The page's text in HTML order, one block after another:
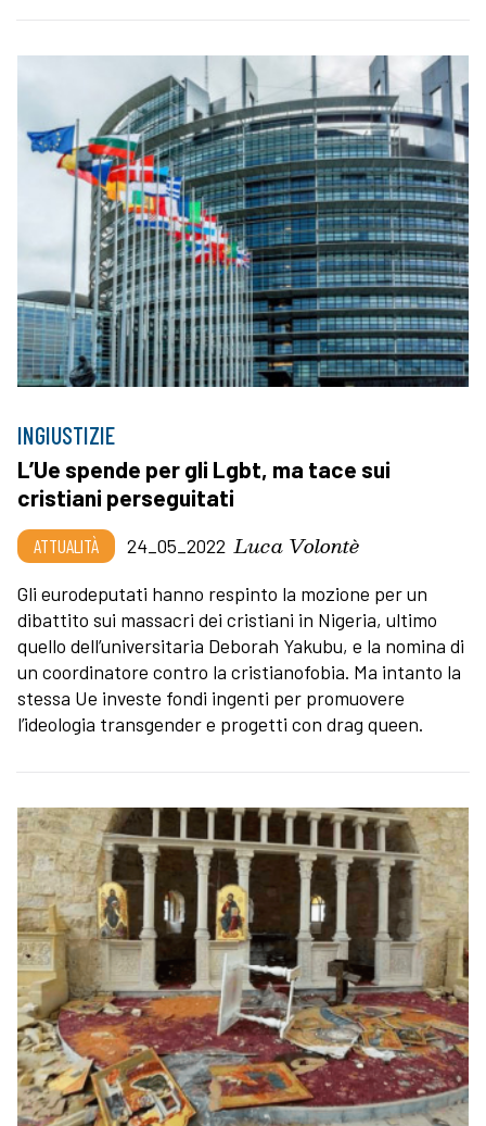
INGIUSTIZIE
L’Ue spende per gli Lgbt, ma tace sui
cristiani perseguitati
ATTUALITÀ 24_05_2022 Luca Volontè
Gli eurodeputati hanno respinto la mozione per un
dibattito sui massacri dei cristiani in Nigeria, ultimo
quello dell’universitaria Deborah Yakubu, e la nomina di
un coordinatore contro la cristianofobia. Ma intanto la
stessa Ue investe fondi ingenti per promuovere
l’ideologia transgender e progetti con drag queen.